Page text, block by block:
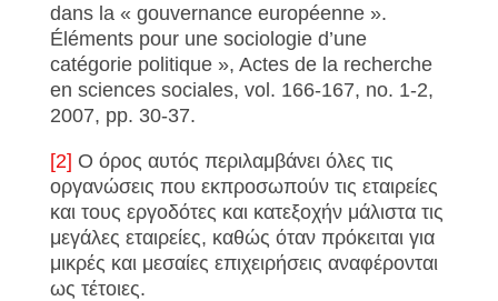
dans la « gouvernance européenne ».
Éléments pour une sociologie d’une
catégorie politique », Actes de la recherche
en sciences sociales, vol. 166-167, no. 1-2,
2007, pp. 30-37.
[2] Ο όρος αυτός περιλαμβάνει όλες τις
οργανώσεις που εκπροσωπούν τις εταιρείες
και τους εργοδότες και κατεξοχήν μάλιστα τις
μεγάλες εταιρείες, καθώς όταν πρόκειται για
μικρές και μεσαίες επιχειρήσεις αναφέρονται
ως τέτοιες.